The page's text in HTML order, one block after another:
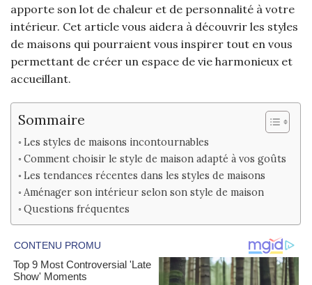
apporte son lot de chaleur et de personnalité à votre
intérieur. Cet article vous aidera à découvrir les styles
de maisons qui pourraient vous inspirer tout en vous
permettant de créer un espace de vie harmonieux et
accueillant.
Sommaire
Les styles de maisons incontournables
Comment choisir le style de maison adapté à vos goûts
Les tendances récentes dans les styles de maisons
Aménager son intérieur selon son style de maison
Questions fréquentes